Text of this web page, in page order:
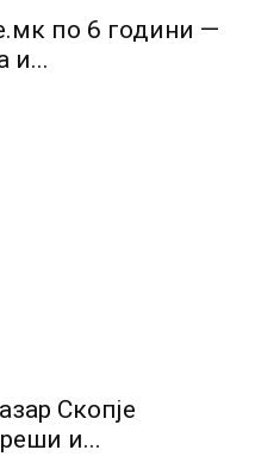
по 6 години —
и...
Скопје
и...